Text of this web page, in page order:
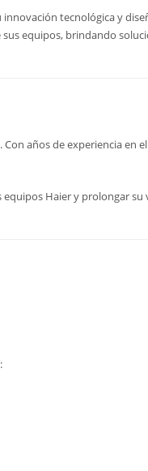
tecnológica y
equipos, brindando
años de experiencia en
Haier y prolongar